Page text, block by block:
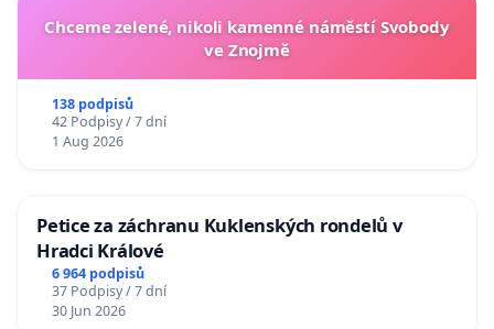
Chceme zelené, nikoli kamenné náměstí Svobody
ve Znojmě
138 podpisů
42 Podpisy / 7 dní
1 Aug 2026
Petice za záchranu Kuklenských rondelů v
Hradci Králové
6 964 podpisů
37 Podpisy / 7 dní
30 Jun 2026